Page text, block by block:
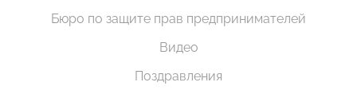
Бюро по защите прав предпринимателей
Видео
Поздравления